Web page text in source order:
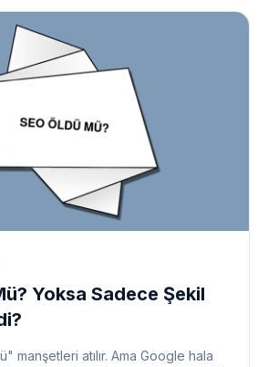
Yoksa Sadece Şekil
manşetleri atılır. Ama Google hala